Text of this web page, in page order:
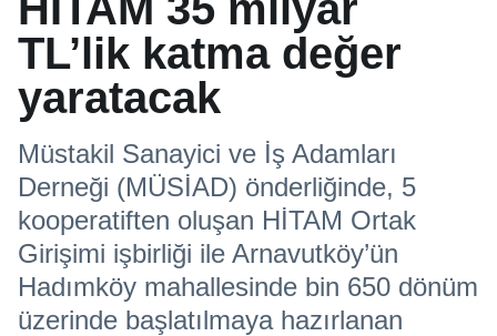
TL’lik katma değer
yaratacak
Müstakil Sanayici ve İş Adamları
Derneği (MÜSİAD) önderliğinde, 5
kooperatiften oluşan HİTAM Ortak
Girişimi işbirliği ile Arnavutköy’ün
Hadımköy mahallesinde bin 650 dönüm
üzerinde başlatılmaya hazırlanan